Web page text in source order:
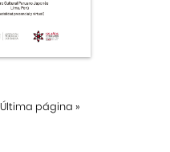
Última página »